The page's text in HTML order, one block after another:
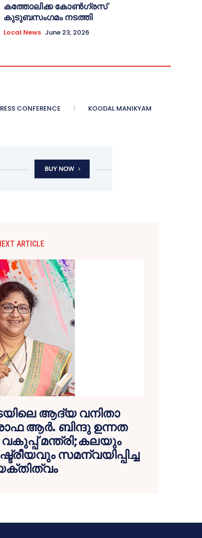
കത്തോലിക്ക കോൺഗ്രസ്
കുടുബസംഗമം നടത്തി
Local News June 23, 2026
CONFERENCE KOODAL MANIKYAM
ARTICLE
ആദ്യ വനിതാ
ആര്‍. ബിന്ദു ഉന്നത
മന്ത്രി;കലയും
സമന്വയിപ്പിച്ച